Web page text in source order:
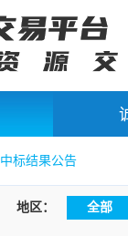
中标结果公告
地区： 全部